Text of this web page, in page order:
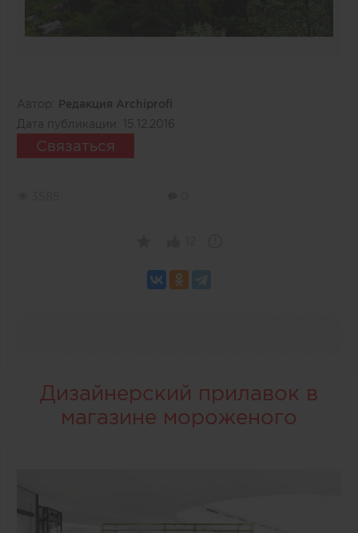
Автор:
Редакция Archiprofi
Дата публикации:
15.12.2016
Связаться
Дизайнерский прилавок в
магазине мороженого